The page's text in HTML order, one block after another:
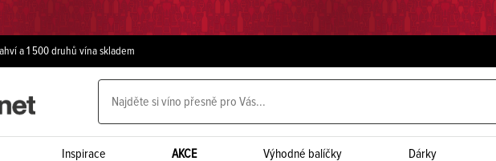
a 1 500 druhů vína skladem
Inspirace AKCE Výhodné balíčky Dárky